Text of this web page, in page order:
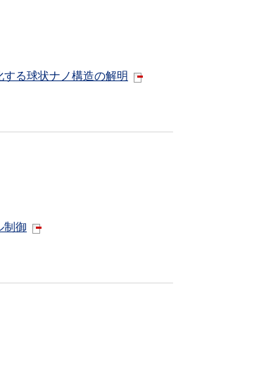
る球状ナノ構造の解明
制御